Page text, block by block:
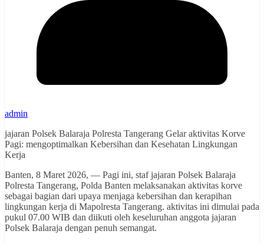
admin
jajaran Polsek Balaraja Polresta Tangerang Gelar aktivitas Korve
Pagi: mengoptimalkan Kebersihan dan Kesehatan Lingkungan
Kerja
Banten, 8 Maret 2026, — Pagi ini, staf jajaran Polsek Balaraja
Polresta Tangerang, Polda Banten melaksanakan aktivitas korve
sebagai bagian dari upaya menjaga kebersihan dan kerapihan
lingkungan kerja di Mapolresta Tangerang. aktivitas ini dimulai pada
pukul 07.00 WIB dan diikuti oleh keseluruhan anggota jajaran
Polsek Balaraja dengan penuh semangat.